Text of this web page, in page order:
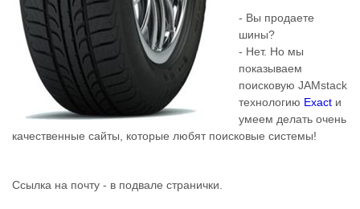
- Вы продаете
шины?
- Нет. Но мы
показываем
поисковую JAMstack
технологию Exact и
умеем делать очень
качественные сайты, которые любят поисковые системы!
Ссылка на почту - в подвале странички.